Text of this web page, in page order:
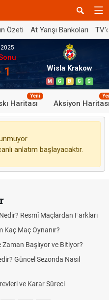
Özeti At Yarışı Bankoları
1 Wisla Krakow
M G B G G
Haritası
Yeni
Aksiyon
anlatım başlayacaktır.
Resmî Maçlardan Farkları
Kaç Maç Oynanır?
Başlıyor ve Bitiyor?
Güncel Sezonda Nasıl
ve Karar Süreci